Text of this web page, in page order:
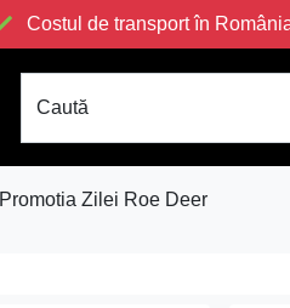
Costul de transport în
Caută
Promotia Zilei Roe Deer